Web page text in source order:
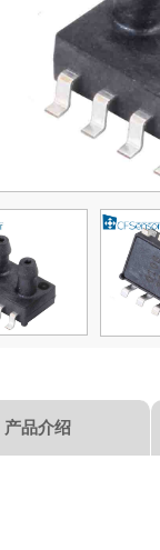
产品介绍